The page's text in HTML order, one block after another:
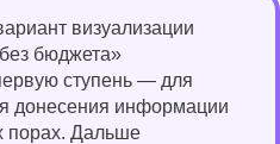
визуализации
бюджета»
ступень — для
донесения информации
порах. Дальше